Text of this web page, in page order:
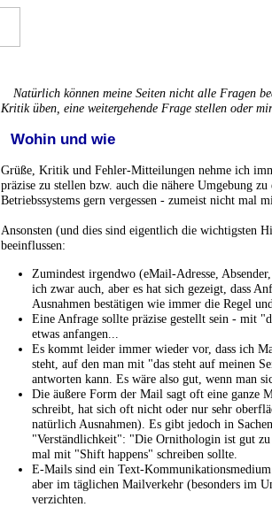
Natürlich können meine Seiten nicht alle Fragen
Kritik üben, eine weitergehende Frage stellen oder
Wohin und wie
Grüße, Kritik und Fehler-Mitteilungen nehme ich
präzise zu stellen bzw. auch die nähere Umgebung
Betriebssystems gern vergessen - zumeist nicht mal
Ansonsten (und dies sind eigentlich die wichtigsten
beeinflussen:
Zumindest irgendwo (eMail-Adresse,
ich zwar auch, aber es hat sich gezeigt, dass
Ausnahmen bestätigen wie immer die Regel
Eine Anfrage sollte präzise gestellt sein - mit
etwas anfangen...
Es kommt leider immer wieder vor, dass ich
steht, auf den man mit "das steht auf meinen
antworten kann. Es wäre also gut, wenn man
Die äußere Form der Mail sagt oft eine ganze
schreibt, hat sich oft nicht oder nur sehr
natürlich Ausnahmen). Es gibt jedoch in
"Verständlichkeit": "Die Ornithologin ist gut
mal mit "Shift happens" schreiben sollte.
E-Mails sind ein Text-
aber im täglichen Mailverkehr (besonders im
verzichten.